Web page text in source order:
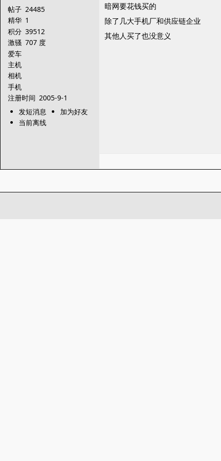
帖子 24485
精华 1
积分 39512
激骚 707 度
爱车
主机
相机
手机
注册时间 2005-9-1
发短消息
加为好友
当前离线
暗网要花钱买的
除了几大手机厂和供应链企业
其他人买了也没意义